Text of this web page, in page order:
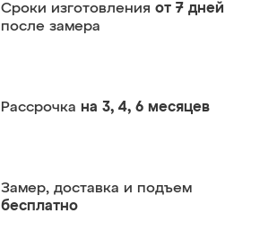
Сроки изготовления от 7 дней
после замера
Рассрочка на 3, 4, 6 месяцев
Замер, доставка и подъем
бесплатно